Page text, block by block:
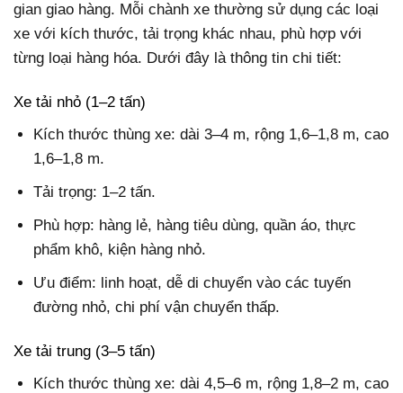
gian giao hàng. Mỗi chành xe thường sử dụng các loại
xe với kích thước, tải trọng khác nhau, phù hợp với
từng loại hàng hóa. Dưới đây là thông tin chi tiết:
Xe tải nhỏ (1–2 tấn)
Kích thước thùng xe: dài 3–4 m, rộng 1,6–1,8 m, cao
1,6–1,8 m.
Tải trọng: 1–2 tấn.
Phù hợp: hàng lẻ, hàng tiêu dùng, quần áo, thực
phẩm khô, kiện hàng nhỏ.
Ưu điểm: linh hoạt, dễ di chuyển vào các tuyến
đường nhỏ, chi phí vận chuyển thấp.
Xe tải trung (3–5 tấn)
Kích thước thùng xe: dài 4,5–6 m, rộng 1,8–2 m, cao